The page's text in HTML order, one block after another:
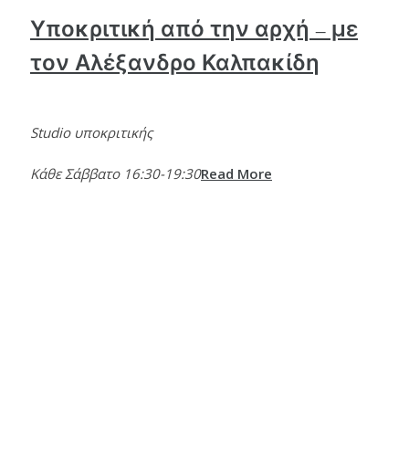
Υποκριτική από την αρχή – με
τον Αλέξανδρο Καλπακίδη
Studio υποκριτικής
Κάθε Σάββατο 16:30-19:30Read More